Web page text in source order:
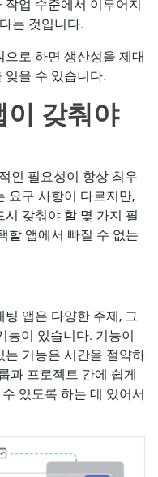
업 수준에서 이루어지
는 것입니다.
로 하면 생산성을 제대
잊을 수 있습니다.
이 갖춰야
인 필요성이 항상 최우
요구 사항이 다르지만,
갖춰야 할 몇 가지 필
할 앱에서 빠질 수 없는
앱은 다양한 주제, 그
능이 있습니다. 기능이
는 기능은 시간을 절약하
과 프로젝트 간에 쉽게
있도록 하는 데 있어서